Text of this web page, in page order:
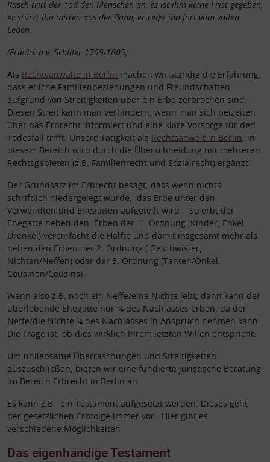
Rasch tritt der Tod den Menschen an, es ist ihm keine Frist gegeben,
er stürzt ihn mitten aus der Bahn, er reißt ihn fort vom vollen
Leben.
(Friedrich v. Schiller 1759-1805)
Als Rechtsanwälte in Berlin machen wir ständig die Erfahrung,
dass etliche Familienbeziehungen und Freundschaften
aufgrund von Streitigkeiten über ein Erbe zerbrochen sind.
Diesen Streit kann man verhindern, wenn man sich beizeiten
über das Erbrecht informiert und eine klare Vorsorge für den
Todesfall trifft. Unsere Tätigkeit als Rechtsanwalt in Berlin in
diesem Bereich wird durch die Überschneidung mit mehreren
Rechtsgebieten (z.B. Familienrecht und Sozialrecht) ergänzt.
Der Grundsatz im Erbrecht besagt, dass wenn nichts
schriftlich niedergelegt wurde, das Erbe unter den
Verwandten und Ehegatten aufgeteilt wird . So erbt der
Ehegatte neben den Erben der 1. Ordnung (Kinder, Enkel,
Urenkel) vereinfacht die Hälfte und damit insgesamt mehr als
neben den Erben der 2. Ordnung ( Geschwister,
Nichten/Neffen) oder der 3. Ordnung (Tanten/Onkel,
Cousinen/Cousins).
Wenn also z.B. noch ein Neffe/eine Nichte lebt, dann kann der
überlebende Ehegatte nur ¾ des Nachlasses erben, da der
Neffe/die Nichte ¼ des Nachlasses in Anspruch nehmen kann.
Die Frage ist, ob dies wirklich Ihrem letzten Willen entspricht.
Um unliebsame Überraschungen und Streitigkeiten
auszuschließen, bieten wir eine fundierte juristische Beratung
im Bereich Erbrecht in Berlin an.
Es kann z.B. ein Testament aufgesetzt werden. Dieses geht
der gesetzlichen Erbfolge immer vor. Hier gibt es
verschiedene Möglichkeiten:
Das eigenhändige Testament